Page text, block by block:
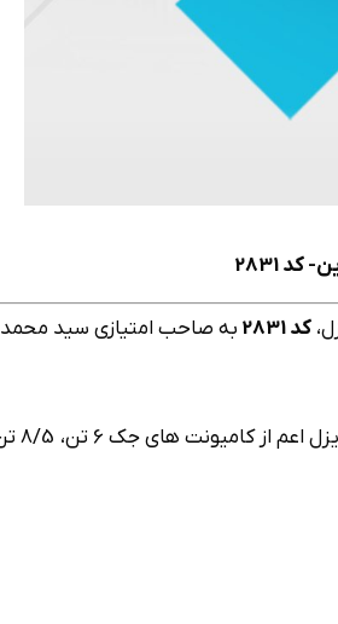
2831
کد 2831
به صاحب امتیازی سيد محمد
در این نمایندگی، کلیه امور مربوط به فروش و خدمات پس از فروش